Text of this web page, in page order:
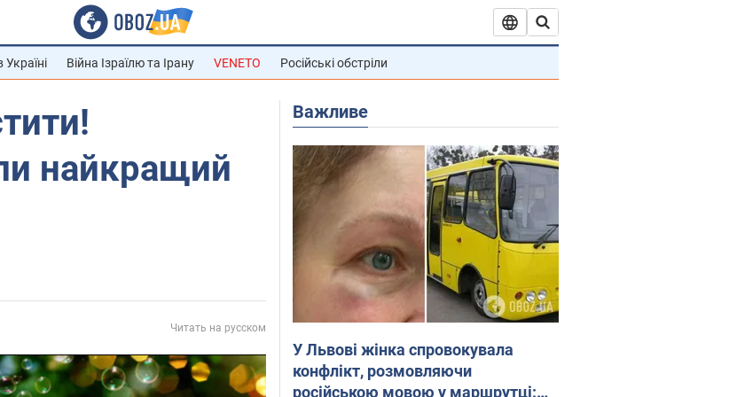
Україні Війна Ізраїлю та Ірану VENETO Російські обстріли
найкращий
Читать на русском
Важливе
У Львові жінка спровокувала
конфлікт, розмовляючи
російською мовою у маршрутці: